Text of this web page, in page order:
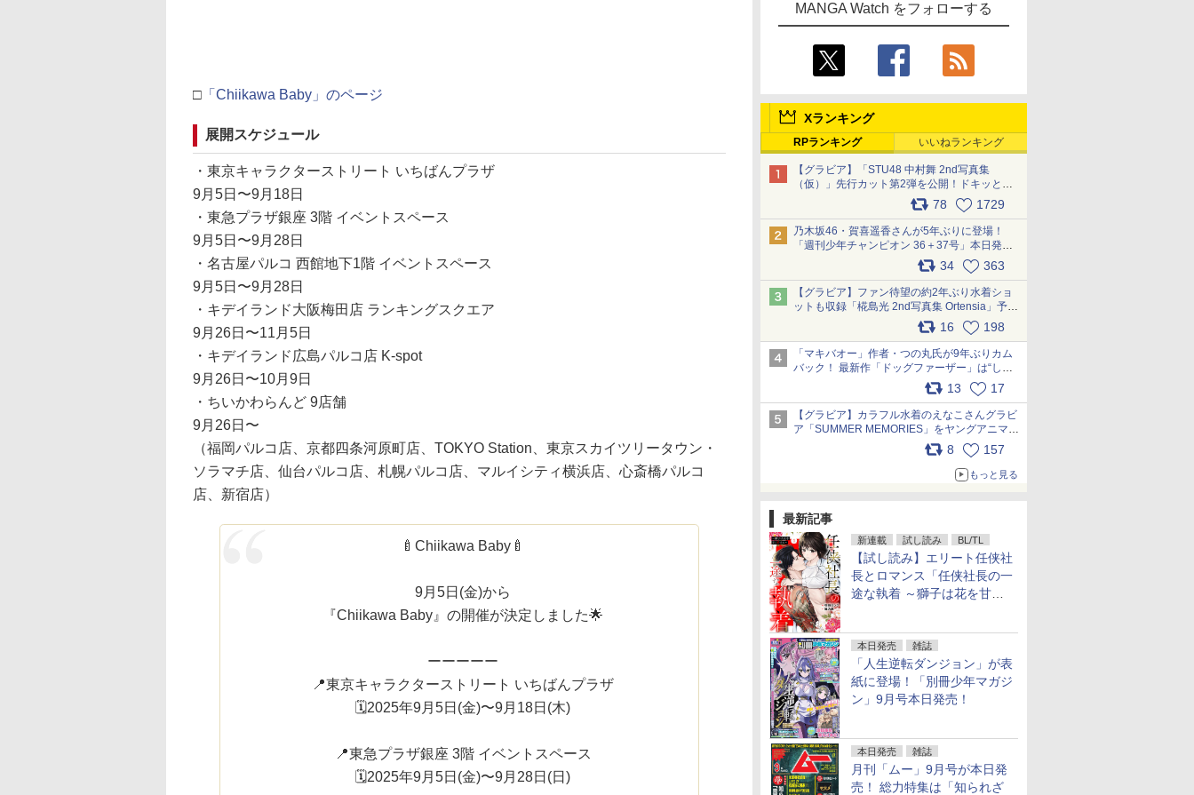
MANGA Watch をフォローする
Xランキング
RPランキング いいねランキング
【グラビア】「STU48 中村舞 2nd写真集
（仮）」先行カット第2弾を公開！ドキッとす
るランジェリーカットなど新たな挑戦
78 1729
乃木坂46・賀喜遥香さんが5年ぶりに登場！
「週刊少年チャンピオン 36＋37号」本日発
売 pic.x.com/2Mo85ZlRvK
34 363
【グラビア】ファン待望の約2年ぶり水着ショ
ットも収録「椛島光 2nd写真集 Ortensia」予約
16 198
「マキバオー」作者・つの丸氏が9年ぶりカム
バック！ 最新作「ドッグファーザー」は“しゃ
べらない動物”とのリアルな暮らしを描く 「も
うこれ以上の幸せはない」……一緒に暮らす愛
犬たちへ… pic.x.com/hEr88DgVyD
13 17
【グラビア】カラフル水着のえなこさんグラビ
ア「SUMMER MEMORIES」をヤングアニマル
Webで公開中 pic.x.com/wdmmjZ7DnV
8 157
もっと見る
最新記事
新連載 試し読み BL/TL
【試し読み】エリート任侠社
長とロマンス「任侠社長の一
途な執着 ～獅子は花を甘く
本日発売 雑誌
「人生逆転ダンジョン」が表
紙に登場！「別冊少年マガジ
ン」9月号本日発売！
本日発売 雑誌
月刊「ムー」9月号が本日発
売！ 総力特集は「知られざ
□ 「Chiikawa Baby」のページ
展開スケジュール
・東京キャラクターストリート いちばんプラザ
9月5日〜9月18日
・東急プラザ銀座 3階 イベントスペース
9月5日〜9月28日
・名古屋パルコ 西館地下1階 イベントスペース
9月5日〜9月28日
・キデイランド大阪梅田店 ランキングスクエア
9月26日〜11月5日
・キデイランド広島パルコ店 K-spot
9月26日〜10月9日
・ちいかわらんど 9店舗
9月26日〜
（福岡パルコ店、京都四条河原町店、TOKYO Station、東京スカイツリータウン・
ソラマチ店、仙台パルコ店、札幌パルコ店、マルイシティ横浜店、心斎橋パルコ
店、新宿店）
🍼Chiikawa Baby🍼
9月5日(金)から
『Chiikawa Baby』の開催が決定しました🌟
ーーーーー
📍東京キャラクターストリート いちばんプラザ
🗓2025年9月5日(金)〜9月18日(木)
📍東急プラザ銀座 3階 イベントスペース
🗓2025年9月5日(金)〜9月28日(日)